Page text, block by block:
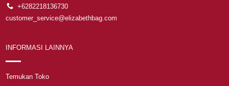
+6282218136730
customer_service@elizabethbag.com
INFORMASI LAINNYA
Temukan Toko